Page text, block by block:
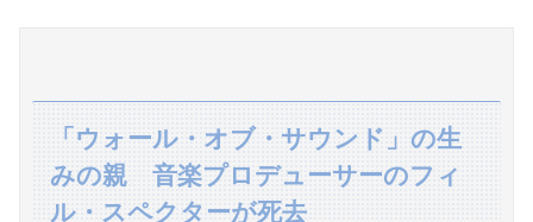
【動画】台風13号の進路予想、明らかにおかしい…
「ウォール・オブ・サウンド」の生
みの親 音楽プロデューサーのフィ
ル・スペクターが死去